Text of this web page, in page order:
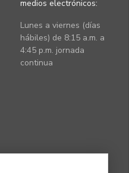
medios electrónicos:
Lunes a viernes (días
hábiles) de 8:15 a.m. a
4:45 p.m. jornada
continua